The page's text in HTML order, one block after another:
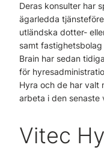
Deras konsulter har
ägarledda
utländska dotter-
samt
Brain har sedan
för
Hyra och de har valt
arbeta i den senaste
Vitec